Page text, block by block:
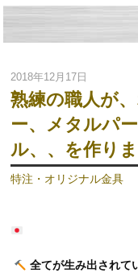
2018年12月17日
熟練の職人が
ー、メタルパ
ル、、を作りま
特注・オリジナル金具
全てが生み出されて